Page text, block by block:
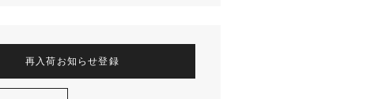
再入荷お知らせ登録